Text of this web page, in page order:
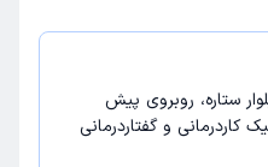
ستاره، روبروی پیش
پلاک 1، کلینیک کاردرمانی و گفتاردرمانی